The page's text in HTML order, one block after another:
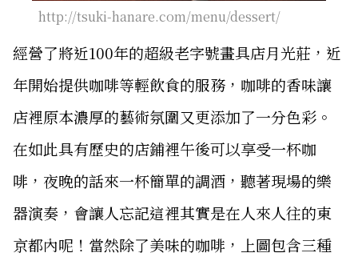
http://tsuki-hanare.com/menu/dessert/
經營了將近100年的超級老字號畫具店月光莊，近
年開始提供咖啡等輕飲食的服務，咖啡的香味讓
店裡原本濃厚的藝術氛圍又更添加了一分色彩。
在如此具有歷史的店鋪裡午後可以享受一杯咖
啡，夜晚的話來一杯簡單的調酒，聽著現場的樂
器演奏，會讓人忘記這裡其實是在人來人往的東
京都內呢！當然除了美味的咖啡，上圖包含三種